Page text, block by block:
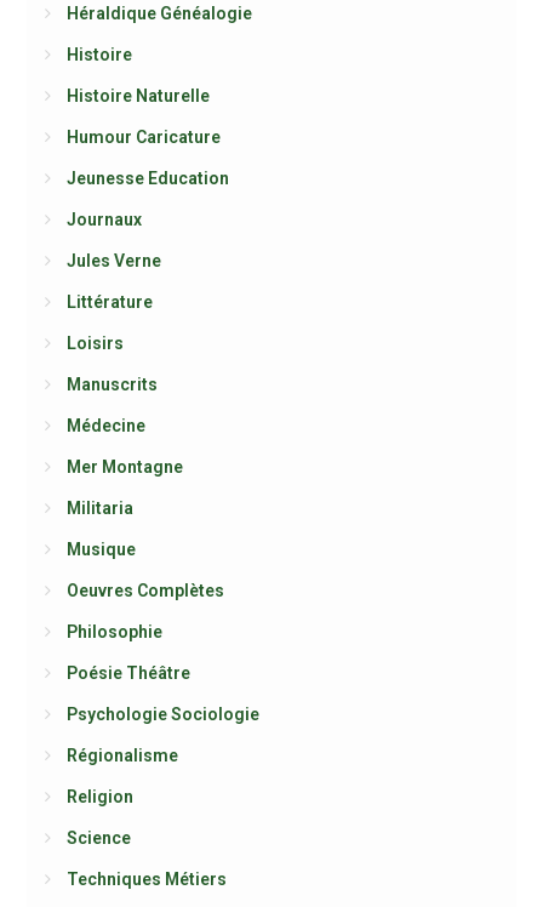
Héraldique Généalogie
Histoire
Histoire Naturelle
Humour Caricature
Jeunesse Education
Journaux
Jules Verne
Littérature
Loisirs
Manuscrits
Médecine
Mer Montagne
Militaria
Musique
Oeuvres Complètes
Philosophie
Poésie Théâtre
Psychologie Sociologie
Régionalisme
Religion
Science
Techniques Métiers